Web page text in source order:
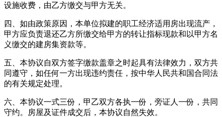
设施收费，由乙方缴交与甲方无关。
四、如由政策原因，本单位拟建的职工经济适用房出现流产，
甲方应负责退还乙方所缴交给甲方的转让指标现款和以甲方名
义缴交的建房集资款等。
五、本协议自双方签字缴款盖章之时起具有法律效力，双方共
同遵守，如任何一方出现违约责任，按中华人民共和国合同法
的有关规定处理。
六、本协议一式三份，甲乙双方各执一份，旁证人一份，共同
守约。房屋及证件成交后，本协议自然失效。